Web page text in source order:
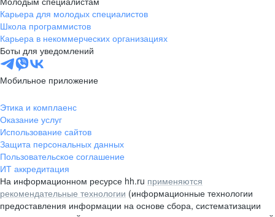
Карьера для молодых специалистов
Школа программистов
Карьера в некоммерческих организациях
Боты для уведомлений
Мобильное приложение
Этика и комплаенс
Оказание услуг
Использование сайтов
Защита персональных данных
Пользовательское соглашение
ИТ аккредитация
На информационном ресурсе hh.ru применяются
рекомендательные технологии (информационные технологии
предоставления информации на основе сбора, систематизации